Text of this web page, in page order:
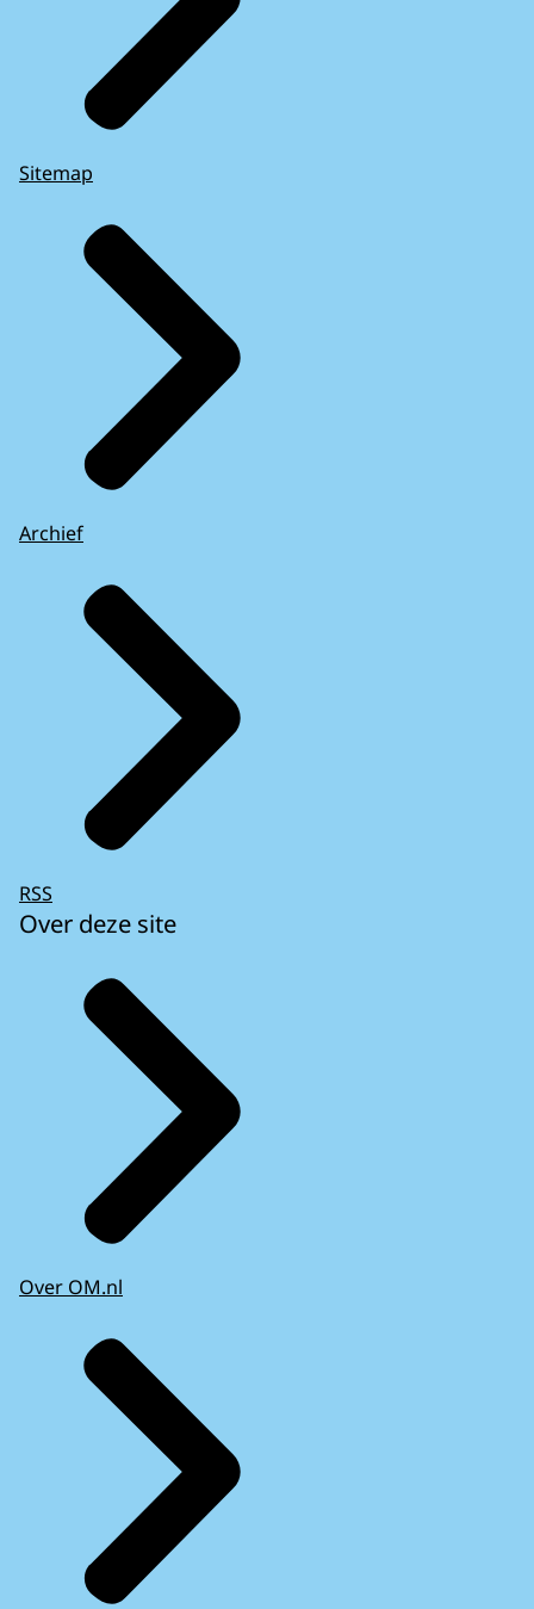
Sitemap
Archief
RSS
Over deze site
Over OM.nl